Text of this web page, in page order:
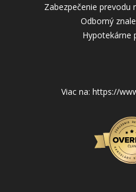
Zabezpečenie prevodu
Odborný
Hypotekárne
Viac na: https://